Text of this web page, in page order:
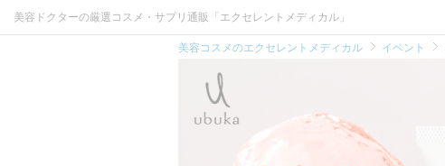
美容ドクターの厳選コスメ・サプリ通販「エクセレントメディカル」
美容コスメのエクセレントメディカル イベント